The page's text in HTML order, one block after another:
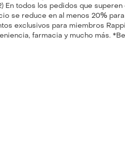
En todos los pedidos que
se reduce en al menos 20%
exclusivos para miembros
farmacia y mucho más.